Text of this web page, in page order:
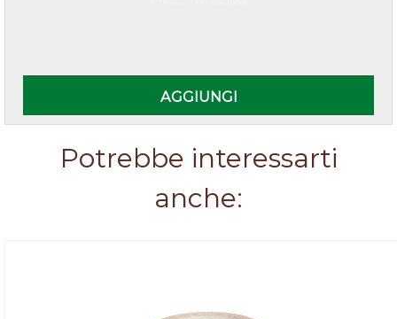
AGGIUNGI
Potrebbe interessarti
anche: